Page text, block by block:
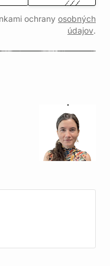
ochrany osobných
údajov.